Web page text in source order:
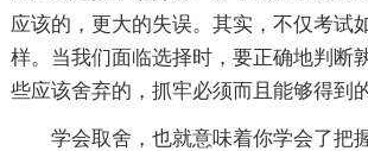
应该的，更大的失误。其实，不仅考试
样。当我们面临选择时，要正确地判断
些应该舍弃的，抓牢必须而且能够得到的
学会取舍，也就意味着你学会了把